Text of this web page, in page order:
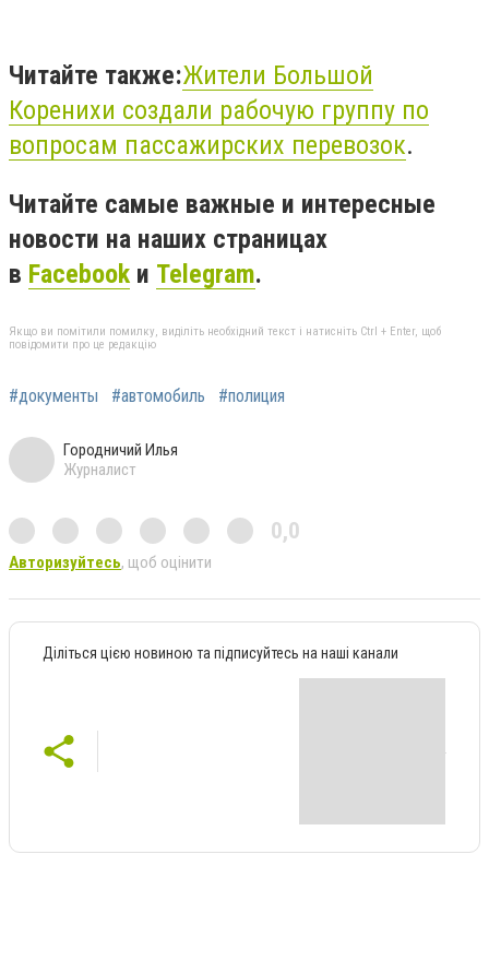
Читайте также:Жители Большой
Коренихи создали рабочую группу по
вопросам пассажирских перевозок.
Читайте самые важные и интересные
новости на наших страницах
в Facebook и Telegram.
Якщо ви помітили помилку, виділіть необхідний текст і натисніть Ctrl + Enter, щоб
повідомити про це редакцію
#документы #автомобиль #полиция
Городничий Илья
Журналист
0,0
Авторизуйтесь, щоб оцінити
Діліться цією новиною та підписуйтесь на наші канали